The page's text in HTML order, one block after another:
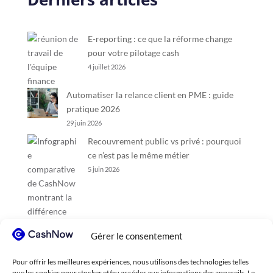
Gérer le consentement
Pour offrir les meilleures expériences, nous utilisons des technologies telles
E-reporting : ce que la réforme change
pour votre pilotage cash
4 juillet 2026
Automatiser la relance client en PME : guide
pratique 2026
29 juin 2026
Recouvrement public vs privé : pourquoi
ce n’est pas le même métier
5 juin 2026